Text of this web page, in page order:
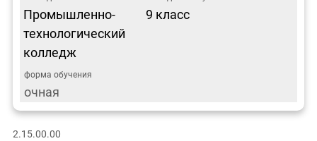
Промышленно-
технологический
колледж
9 класс
очная
2.15.00.00